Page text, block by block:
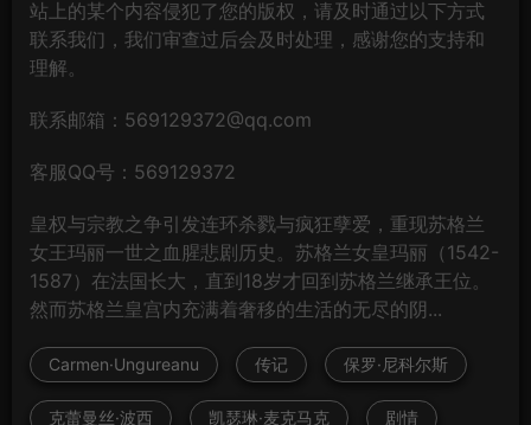
站上的某个内容侵犯了您的版权，请及时通过以下方式
联系我们，我们审查过后会及时处理，感谢您的支持和
理解。
联系邮箱：569129372@qq.com
客服QQ号：569129372
皇权与宗教之争引发连环杀戮与疯狂孽爱，重现苏格兰
女王玛丽一世之血腥悲剧历史。苏格兰女皇玛丽（1542-
1587）在法国长大，直到18岁才回到苏格兰继承王位。
然而苏格兰皇宫内充满着奢移的生活的无尽的阴...
Carmen·Ungureanu 传记 保罗·尼科尔斯
克蕾曼丝·波西 凯瑟琳·麦克马克 剧情